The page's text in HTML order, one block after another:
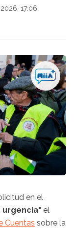
17:06
en el
urgencia" el
Cuentas sobre la